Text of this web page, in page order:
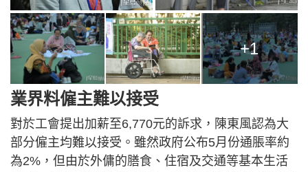
+1
業界料僱主難以接受
對於工會提出加薪至6,770元的訴求，陳東風認為大
部分僱主均難以接受。雖然政府公布5月份通脹率約
為2%，但由於外傭的膳食、住宿及交通等基本生活